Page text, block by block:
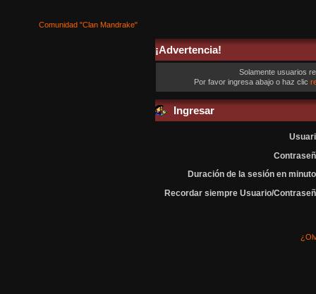
Comunidad "Clan Mandrake"
¡Advertencia!
Solamente usuarios
Por favor ingresa abajo o haz clic
Ingresar
Duración de la sesión en
Recordar siempre Usuario/